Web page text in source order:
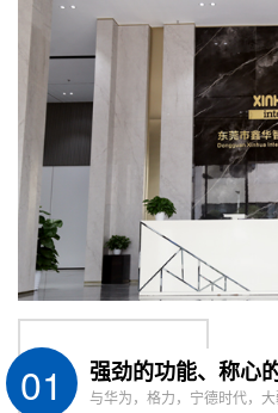
功能参数
物料特
性
自
度
特性 说明 功能
易燃易
爆
适用
自动进
桶
高粘度
性
适用
自动寻
口
高粘度
性
适用
自动开
盖
01 强劲的功能、称心
与华为，格力，宁德时代，